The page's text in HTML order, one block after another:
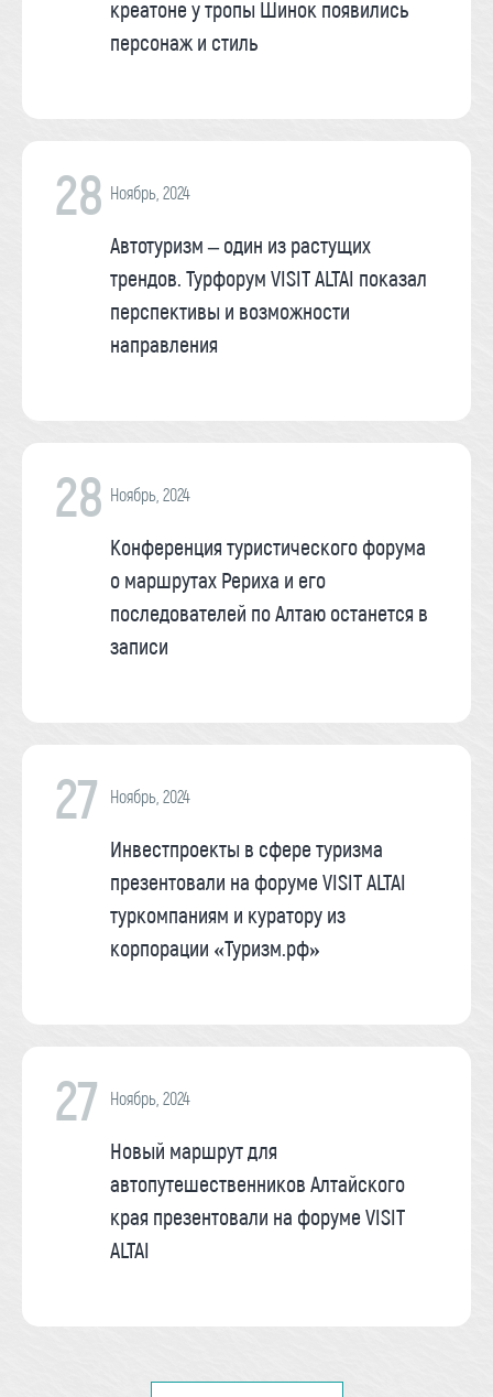
креатоне у тропы Шинок появились
персонаж и стиль
28 Ноябрь, 2024
Автотуризм – один из растущих
трендов. Турфорум VISIT ALTAI показал
перспективы и возможности
направления
28 Ноябрь, 2024
Конференция туристического форума
о маршрутах Рериха и его
последователей по Алтаю останется в
записи
27 Ноябрь, 2024
Инвестпроекты в сфере туризма
презентовали на форуме VISIT ALTAI
туркомпаниям и куратору из
корпорации «Туризм.рф»
27 Ноябрь, 2024
Новый маршрут для
автопутешественников Алтайского
края презентовали на форуме VISIT
ALTAI